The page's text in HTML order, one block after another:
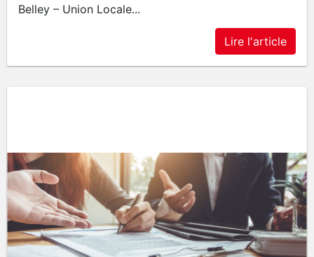
Belley – Union Locale...
Lire l'article